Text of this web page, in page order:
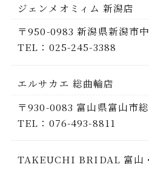
ジェンメオミィム 新潟店
〒950-0983 新潟県新潟市
TEL：025-245-3388
エルサカエ 総曲輪店
〒930-0083 富山県富山市
TEL：076-493-8811
TAKEUCHI BRIDAL 富山